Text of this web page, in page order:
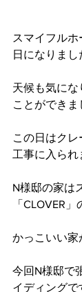
スマイフル
日になりま
天候も気にな
ことができま
この日はク
工事に入られ
N様邸の家は
「CLOVER」
かっこいい家
今回N様邸で
イディングで